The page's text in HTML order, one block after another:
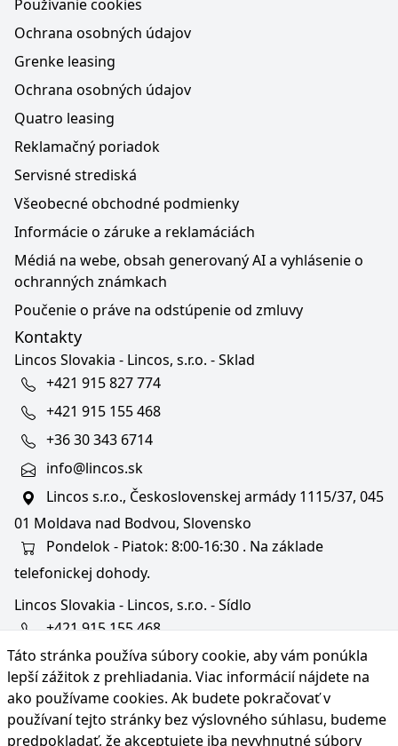
Táto stránka používa súbory cookie, aby vám ponúkla
lepší zážitok z prehliadania. Viac informácií nájdete na
ako používame cookies. Ak budete pokračovať v
používaní tejto stránky bez výslovného súhlasu, budeme
predpokladať, že akceptujete iba nevyhnutné súbory
Používanie cookies
Ochrana osobných údajov
Grenke leasing
Ochrana osobných údajov
Quatro leasing
Reklamačný poriadok
Servisné strediská
Všeobecné obchodné podmienky
Informácie o záruke a reklamáciách
Médiá na webe, obsah generovaný AI a vyhlásenie o
ochranných známkach
Poučenie o práve na odstúpenie od zmluvy
Kontakty
Lincos Slovakia - Lincos, s.r.o. - Sklad
+421 915 827 774
+421 915 155 468
+36 30 343 6714
info@lincos.sk
Lincos s.r.o., Československej armády 1115/37, 045
01 Moldava nad Bodvou, Slovensko
Pondelok - Piatok: 8:00-16:30 . Na základe
telefonickej dohody.
Lincos Slovakia - Lincos, s.r.o. - Sídlo
+421 915 155 468
+36/30 343 6714
bratislava@lincos.sk
Lincos s.r.o., Rustaveliho 4, 831 06 Bratislava - m. č.
Rača, Slovensko